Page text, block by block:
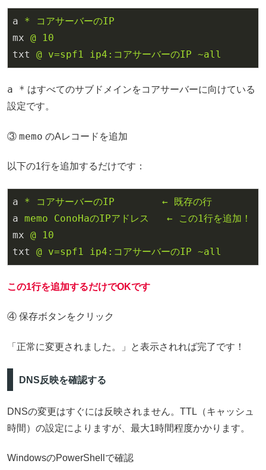
a
* コアサーバーのIP
mx @ 10
txt
@ v=spf1 ip4:コアサーバーのIP ~all
a * はすべてのサブドメインをコアサーバーに向けている
設定です。
③ memo のAレコードを追加
以下の1行を追加するだけです：
a
* コアサーバーのIP        ← 既存の行
a memo ConoHaのIPアドレス   ← この1行を追加！
mx @ 10
txt
@ v=spf1 ip4:コアサーバーのIP ~all
この1行を追加するだけでOKです
④ 保存ボタンをクリック
「正常に変更されました。」と表示されれば完了です！
DNS反映を確認する
DNSの変更はすぐには反映されません。TTL（キャッシュ
時間）の設定によりますが、最大1時間程度かかります。
WindowsのPowerShellで確認